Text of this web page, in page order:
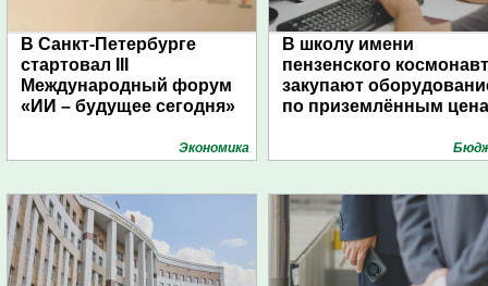
В Санкт-Петербурге
стартовал III
Международный форум
«ИИ – будущее сегодня»
Экономика
В школу имени
пензенского
закупают
по приземлённым